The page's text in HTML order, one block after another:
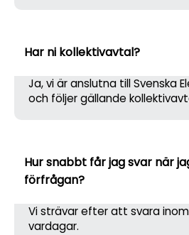
Har ni kollektivavtal?
Ja, vi är anslutna till Svenska
och följer gällande
Hur snabbt får jag svar när
förfrågan?
Vi strävar efter att svara
vardagar.